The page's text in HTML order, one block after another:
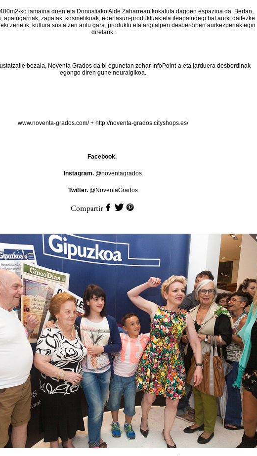
400m2-ko tamaina duen eta Donostiako Alde Zaharrean kokatuta dagoen espazioa da. Bertan,
apaingarriak, zapatak, kosmetikoak, edertasun-produktuak eta ileapaindegi bat aurki daitezke.
zenetik, kultura sustatzen aritu gara, produktu eta argitalpen desberdinen aurkezpenak egin
direlarik.
bezala, Noventa Grados da bi egunetan zehar InfoPoint-a eta jarduera desberdinak
egongo diren gune neuralgikoa.
www.noventa-grados.com/+http://noventa-grados.cityshops.es/
Facebook.
Instagram. @noventagrados
Twitter.@NoventaGrados
Compartir